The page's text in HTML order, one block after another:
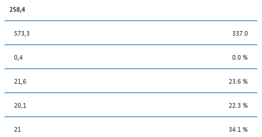
258,4
573,3 337.0
0,4 0.0 %
21,6 23.6 %
20,1 22.3 %
21 34.1 %